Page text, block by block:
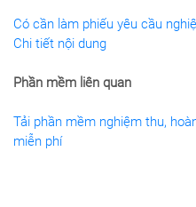
Có cần làm phiếu yêu cầu
Chi tiết nội dung
Phần mềm liên quan
Tải phần mềm nghiệm thu,
miễn phí